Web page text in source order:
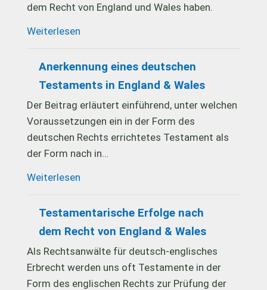
dem Recht von England und Wales haben.
Weiterlesen
Anerkennung eines deutschen
Testaments in England & Wales
Der Beitrag erläutert einführend, unter welchen
Voraussetzungen ein in der Form des
deutschen Rechts errichtetes Testament als
der Form nach in…
Weiterlesen
Testamentarische Erfolge nach
dem Recht von England & Wales
Als Rechtsanwälte für deutsch-englisches
Erbrecht werden uns oft Testamente in der
Form des englischen Rechts zur Prüfung der